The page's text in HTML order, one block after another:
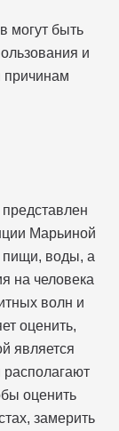
могут быть
и
причинам
Марьиной
пищи, воды, а
на человека
волн и
оценить,
является
оценить
замерить